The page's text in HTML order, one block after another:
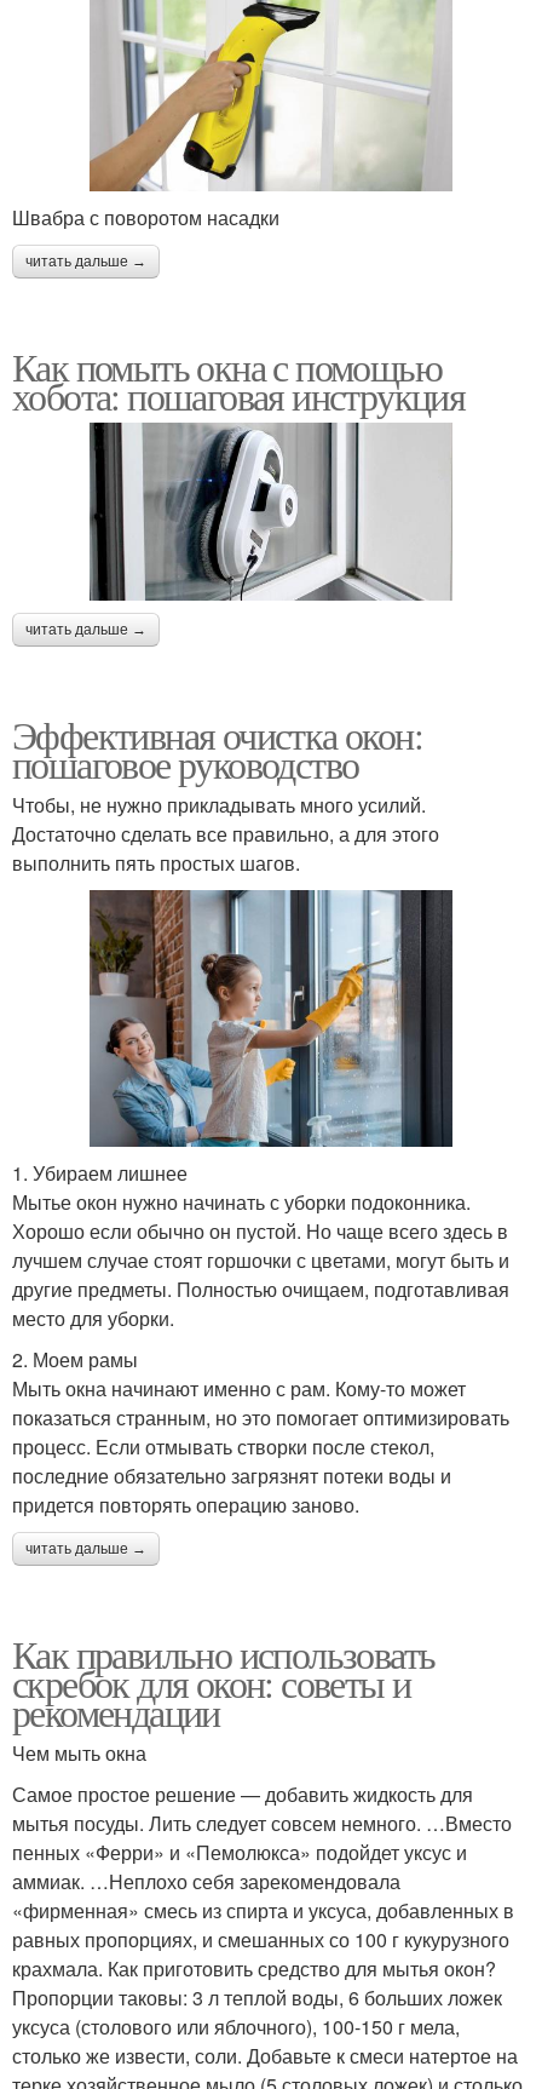
Швабра с поворотом насадки
читать дальше →
Как помыть окна с помощью
хобота: пошаговая инструкция
читать дальше →
Эффективная очистка окон:
пошаговое руководство
Чтобы, не нужно прикладывать много усилий.
Достаточно сделать все правильно, а для этого
выполнить пять простых шагов.
1. Убираем лишнее
Мытье окон нужно начинать с уборки подоконника.
Хорошо если обычно он пустой. Но чаще всего здесь в
лучшем случае стоят горшочки с цветами, могут быть и
другие предметы. Полностью очищаем, подготавливая
место для уборки.
2. Моем рамы
Мыть окна начинают именно с рам. Кому-то может
показаться странным, но это помогает оптимизировать
процесс. Если отмывать створки после стекол,
последние обязательно загрязнят потеки воды и
придется повторять операцию заново.
читать дальше →
Как правильно использовать
скребок для окон: советы и
рекомендации
Чем мыть окна
Самое простое решение — добавить жидкость для
мытья посуды. Лить следует совсем немного. …Вместо
пенных «Ферри» и «Пемолюкса» подойдет уксус и
аммиак. …Неплохо себя зарекомендовала
«фирменная» смесь из спирта и уксуса, добавленных в
равных пропорциях, и смешанных со 100 г кукурузного
крахмала. Как приготовить средство для мытья окон?
Пропорции таковы: 3 л теплой воды, 6 больших ложек
уксуса (столового или яблочного), 100-150 г мела,
столько же извести, соли. Добавьте к смеси натертое на